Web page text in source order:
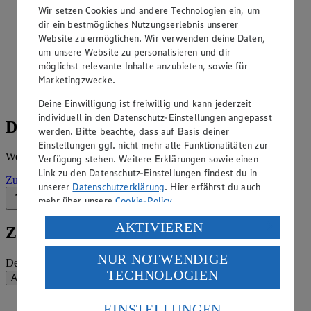
ansehen
Siehe dir die Angebote der Woche deines Marktes im
digitalen Blätterkatalog an.
Prospekt 313_Hieber im Browser
Details zum Markt
Weitere Informationen – alles auf einem Blick.
Zur Marktseite
Zurück nach oben
Zum Newsletter anmelden
Deine E-Mail-Adresse (Pflichtfeld)
Absenden
Wir setzen Cookies und andere Technologien ein, um
dir ein bestmögliches Nutzungserlebnis unserer
Website zu ermöglichen. Wir verwenden deine Daten,
um unsere Website zu personalisieren und dir
möglichst relevante Inhalte anzubieten, sowie für
Marketingzwecke.
Deine Einwilligung ist freiwillig und kann jederzeit
individuell in den Datenschutz-Einstellungen angepasst
werden. Bitte beachte, dass auf Basis deiner
Einstellungen ggf. nicht mehr alle Funktionalitäten zur
Verfügung stehen. Weitere Erklärungen sowie einen
Link zu den Datenschutz-Einstellungen findest du in
unserer Datenschutzerklärung. Hier erfährst du auch
mehr über unsereCookie-Policy.
Verarbeitung deiner personenbezogenen Daten in den
USA durch Facebook und YouTube:
Wenn du auf „Aktivieren“ klickst, willigst du im Sinne
des Art. 49 Abs. 1 Satz 1 lit. a) DSGVO ein, dass deine
Daten in den USA verarbeitet werden. Der EuGH sieht
die USA als Land mit einem nach europäischen
AKTIVIEREN
NUR NOTWENDIGE
TECHNOLOGIEN